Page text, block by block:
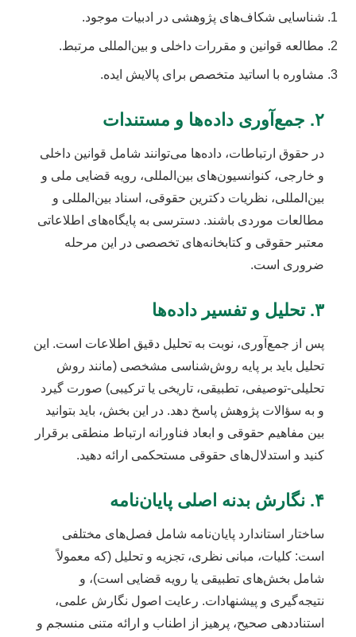
شناسایی شکاف‌های پژوهشی در ادبیات موجود.
مطالعه قوانین و مقررات داخلی و بین‌المللی مرتبط.
مشاوره با اساتید متخصص برای پالایش ایده.
۲. جمع‌آوری داده‌ها و مستندات
در حقوق ارتباطات، داده‌ها می‌توانند شامل قوانین داخلی
و خارجی، کنوانسیون‌های بین‌المللی، رویه قضایی ملی و
بین‌المللی، نظریات دکترین حقوقی، اسناد بین‌المللی و
مطالعات موردی باشند. دسترسی به پایگاه‌های اطلاعاتی
معتبر حقوقی و کتابخانه‌های تخصصی در این مرحله
ضروری است.
۳. تحلیل و تفسیر داده‌ها
پس از جمع‌آوری، نوبت به تحلیل دقیق اطلاعات است. این
تحلیل باید بر پایه روش‌شناسی مشخصی (مانند روش
تحلیلی-توصیفی، تطبیقی، تاریخی یا ترکیبی) صورت گیرد
و به سؤالات پژوهش پاسخ دهد. در این بخش، باید بتوانید
بین مفاهیم حقوقی و ابعاد فناورانه ارتباط منطقی برقرار
کنید و استدلال‌های حقوقی مستحکمی ارائه دهید.
۴. نگارش بدنه اصلی پایان‌نامه
ساختار استاندارد پایان‌نامه شامل فصل‌های مختلفی
است: کلیات، مبانی نظری، تجزیه و تحلیل (که معمولاً
شامل بخش‌های تطبیقی یا رویه قضایی است)، و
نتیجه‌گیری و پیشنهادات. رعایت اصول نگارش علمی،
استناددهی صحیح، پرهیز از اطناب و ارائه متنی منسجم و